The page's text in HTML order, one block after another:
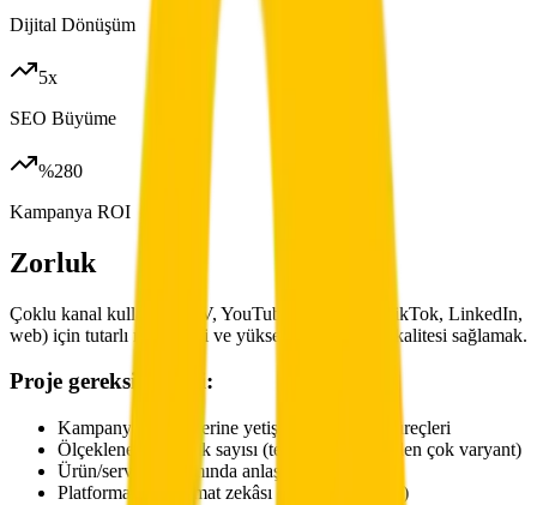
Dijital Dönüşüm
5x
SEO Büyüme
%280
Kampanya ROI
Zorluk
Çoklu kanal kullanımı (TV, YouTube, Instagram, TikTok, LinkedIn,
web) için tutarlı marka dili ve yüksek prodüksiyon kalitesi sağlamak.
Proje gereksinimleri:
Kampanya dönemlerine yetişen hızlı teslim süreçleri
Ölçeklenebilir içerik sayısı (tek çekim gününden çok varyant)
Ürün/servis anlatımında anlaşılır senaryo
Platforma özel format zekâsı (9:16 / 1:1 / 16:9)